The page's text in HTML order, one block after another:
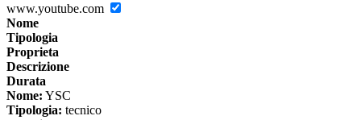
www.youtube.com
Nome
Tipologia
Proprieta
Descrizione
Durata
Nome: YSC
Tipologia: tecnico